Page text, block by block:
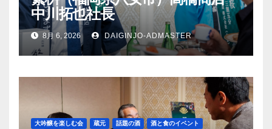
中川拓也社長
8月 6, 2026 DAIGINJO-ADMASTER
大吟醸を楽しむ会 蔵元 話題の酒 酒と食のイベント